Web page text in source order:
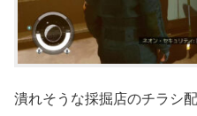
潰れそうな採掘店のチラシ